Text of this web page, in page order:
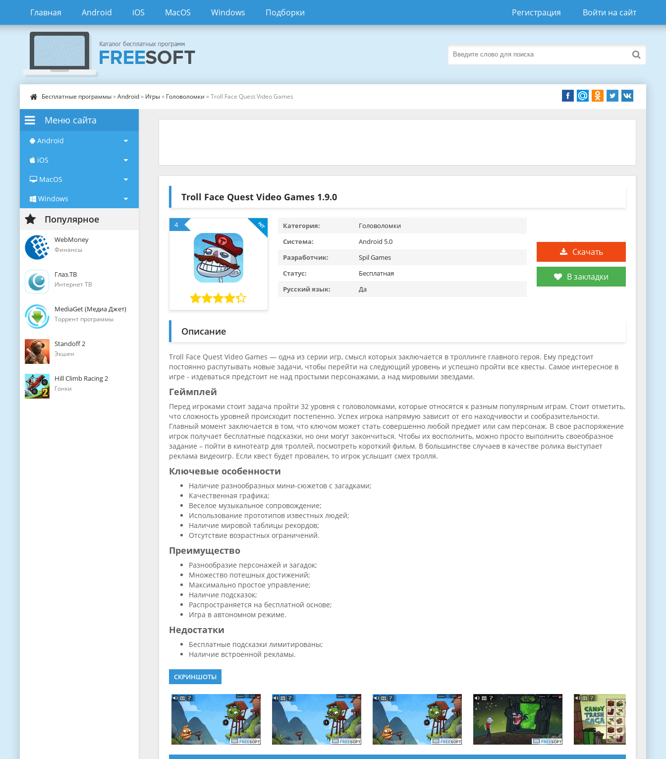
Главная Android iOS MacOS Windows Подборки Регистрация Войти на сайт
Бесплатные программы»Android» Игры» Головоломки » Troll Face Quest Video Games
Меню сайта
Android
iOS
MacOS
Windows
Популярное
WebMoney
Финансы
Глаз.ТВ
Интернет ТВ
MediaGet (Медиа Джет)
Торрент программы
Standoff 2
Экшен
Hill Climb Racing 2
Гонки
Troll Face Quest Video Games 1.9.0
4
Скачать
В закладки
Категория:
Головоломки
Система:
Android 5.0
Разработчик:
Spil Games
Статус:
Бесплатная
Русский язык:
Да
Описание
Troll Face Quest Video Games — одна из серии игр, смысл которых заключается в троллинге главного героя. Ему предстоит
постоянно распутывать новые задачи, чтобы перейти на следующий уровень и успешно пройти все квесты. Самое интересное в
игре - издеваться предстоит не над простыми персонажами, а над мировыми звездами.
Геймплей
Перед игроками стоит задача пройти 32 уровня с головоломками, которые относятся к разным популярным играм. Стоит отметить,
что сложность уровней происходит постепенно. Успех игрока напрямую зависит от его находчивости и сообразительности.
Главный момент заключается в том, что ключом может стать совершенно любой предмет или сам персонаж. В свое распоряжение
игрок получает бесплатные подсказки, но они могут закончиться. Чтобы их восполнить, можно просто выполнить своеобразное
задание – пойти в кинотеатр для троллей, посмотреть короткий фильм. В большинстве случаев в качестве ролика выступает
реклама видеоигр. Если квест будет провален, то игрок услышит смех тролля.
Ключевые особенности
Наличие разнообразных мини-сюжетов с загадками;
Качественная графика;
Веселое музыкальное сопровождение;
Использование прототипов известных людей;
Наличие мировой таблицы рекордов;
Отсутствие возрастных ограничений.
Преимущество
Разнообразие персонажей и загадок;
Множество потешных достижений;
Максимально простое управление;
Наличие подсказок;
Распространяется на бесплатной основе;
Игра в автономном режиме.
Недостатки
Бесплатные подсказки лимитированы;
Наличие встроенной рекламы.
СКРИНШОТЫ